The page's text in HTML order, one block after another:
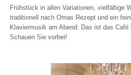
Frühstück in allen Variationen, vielfältige
traditionell nach Omas Rezept und ein
Klaviermusik am Abend: Das ist das Café
Schauen Sie vorbei!